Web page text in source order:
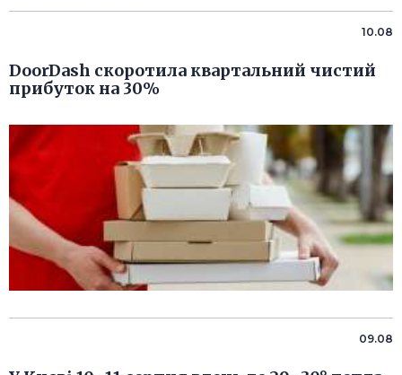
10.08
DoorDash скоротила квартальний чистий
прибуток на 30%
09.08